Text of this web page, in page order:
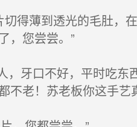
得薄到透光的毛肚，
，您尝尝。”
牙口不好，平时吃东
不老！苏老板你这手